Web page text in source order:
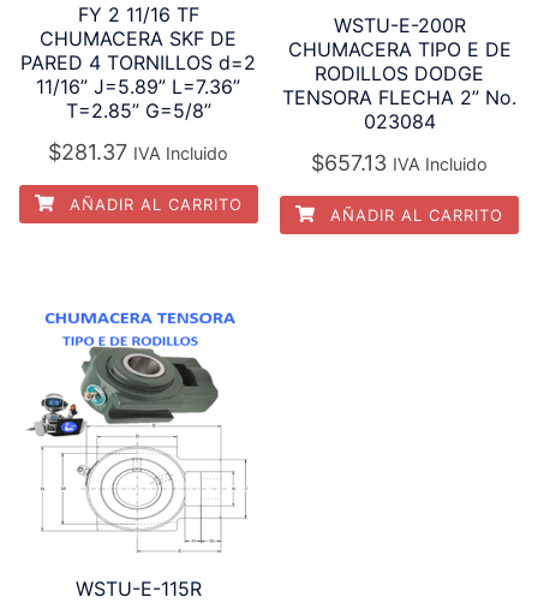
FY 2 11/16 TF
CHUMACERA SKF DE
PARED 4 TORNILLOS d=2
11/16” J=5.89” L=7.36”
T=2.85” G=5/8”
$281.37 IVA Incluido
AÑADIR AL CARRITO
WSTU-E-200R
CHUMACERA TIPO E DE
RODILLOS DODGE
TENSORA FLECHA 2” No.
023084
$657.13 IVA Incluido
AÑADIR AL CARRITO
WSTU-E-115R